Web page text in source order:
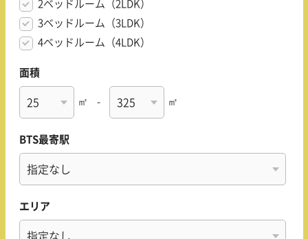
2ベッドルーム（2LDK）
3ベッドルーム（3LDK）
4ベッドルーム（4LDK）
面積
㎡ - ㎡
BTS最寄駅
エリア